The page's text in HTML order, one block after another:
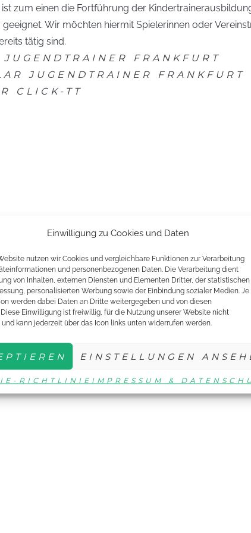
Einwilligung zu Cookies und Daten
nutzen wir Cookies und vergleichbare Funktionen zur Verarbeitung
und personenbezogenen Daten. Die Verarbeitung dient
von Inhalten, externen Diensten und Elementen Dritter, der statistischen
personalisierten Werbung sowie der Einbindung sozialer Medien. Je
werden dabei Daten an Dritte weitergegeben und von diesen
Einwilligung ist freiwillig, für die Nutzung unserer Website nicht
kann jederzeit über das Icon links unten widerrufen werden.
EINSTELLUNGEN
RICHTLINIE IMPRESSUM &
zum einen die Fortführung der
Wir möchten hiermit Spielerinnen oder
tätig sind.
FRANKFURT
JUGENDTRAINER FRANKFURT
CLICK-TT